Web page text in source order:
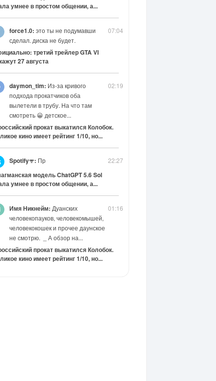
умнее в простом общении, а...
07:04
force1.0: это ты не подумавши
сделал. диска не будет.
третий трейлер GTA VI
27 августа
02:19
daymon_tim: Из-за кривого
подхода прокатчиков оба
вылетели в трубу. На что там
смотреть 😀 детское...
прокат выкатился Колобок.
кино имеет рейтинг 1/10, но...
22:27
Spotifyᯤ: Пр
модель ChatGPT 5.6 Sol
умнее в простом общении, а...
01:16
Имя Никнейм: Дуанских
человекопауков, человекомышей,
человекокошек и прочее даунское
не смотрю. _ А обзор на...
прокат выкатился Колобок.
кино имеет рейтинг 1/10, но...